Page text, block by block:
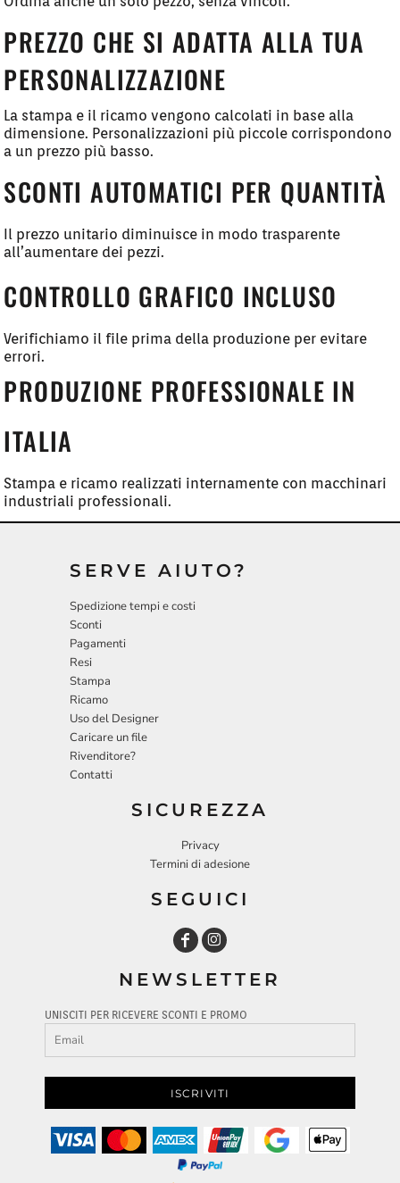
PREZZO CHE SI ADATTA ALLA TUA
PERSONALIZZAZIONE
La stampa e il ricamo vengono calcolati in base alla
dimensione. Personalizzazioni più piccole corrispondono
a un prezzo più basso.
SCONTI AUTOMATICI PER QUANTITÀ
Il prezzo unitario diminuisce in modo trasparente
all’aumentare dei pezzi.
CONTROLLO GRAFICO INCLUSO
Verifichiamo il file prima della produzione per evitare
errori.
PRODUZIONE PROFESSIONALE IN
ITALIA
Stampa e ricamo realizzati internamente con macchinari
industriali professionali.
SERVE AIUTO?
Spedizione tempi e costi
Sconti
Pagamenti
Resi
Stampa
Ricamo
Uso del Designer
Caricare un file
Rivenditore?
Contatti
SICUREZZA
Privacy
Termini di adesione
SEGUICI
NEWSLETTER
UNISCITI PER RICEVERE SCONTI E PROMO
ISCRIVITI